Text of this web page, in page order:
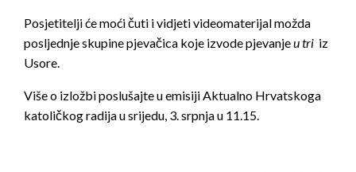
Posjetitelji će moći čuti i vidjeti videomaterijal možda
posljednje skupine pjevačica koje izvode pjevanjeu tri iz
Usore.
Više o izložbi poslušajte u emisiji Aktualno Hrvatskoga
katoličkog radija u srijedu, 3. srpnja u 11.15.